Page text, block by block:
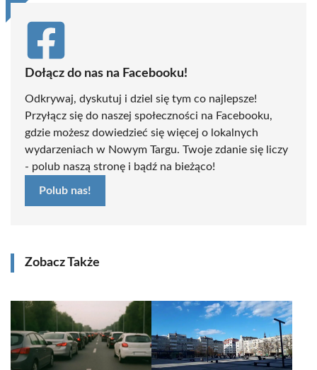
Dołącz do nas na Facebooku!
Odkrywaj, dyskutuj i dziel się tym co najlepsze!
Przyłącz się do naszej społeczności na Facebooku,
gdzie możesz dowiedzieć się więcej o lokalnych
wydarzeniach w Nowym Targu. Twoje zdanie się liczy
- polub naszą stronę i bądź na bieżąco!
Polub nas!
Zobacz Także